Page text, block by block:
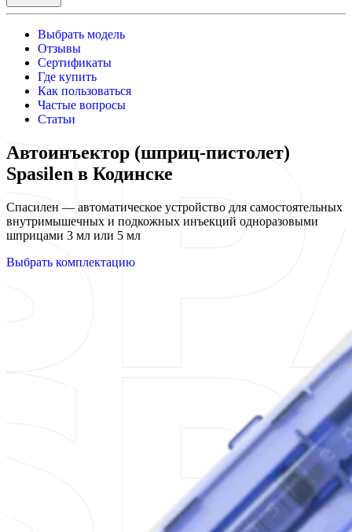
Выбрать модель
Отзывы
Сертификаты
Где купить
Как пользоваться
Частые вопросы
Статьи
Автоинъектор (шприц-пистолет)
Spasilen в Кодинске
Спасилен — автоматическое устройство для самостоятельных
внутримышечных и подкожных инъекций одноразовыми
шприцами 3 мл или 5 мл
Выбрать комплектацию